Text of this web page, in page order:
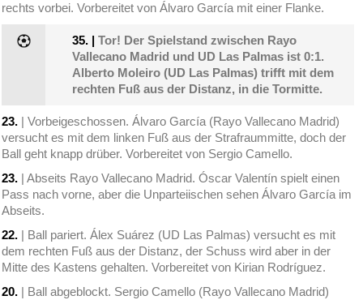
rechts vorbei. Vorbereitet von Álvaro García mit einer Flanke.
35. |Tor! Der Spielstand zwischen Rayo
Vallecano Madrid und UD Las Palmas ist 0:1.
Alberto Moleiro (UD Las Palmas) trifft mit dem
rechten Fuß aus der Distanz, in die Tormitte.
23. | Vorbeigeschossen. Álvaro García (Rayo Vallecano Madrid)
versucht es mit dem linken Fuß aus der Strafraummitte, doch der
Ball geht knapp drüber. Vorbereitet von Sergio Camello.
23. | Abseits Rayo Vallecano Madrid. Óscar Valentín spielt einen
Pass nach vorne, aber die Unparteiischen sehen Álvaro García im
Abseits.
22. | Ball pariert. Álex Suárez (UD Las Palmas) versucht es mit
dem rechten Fuß aus der Distanz, der Schuss wird aber in der
Mitte des Kastens gehalten. Vorbereitet von Kirian Rodríguez.
20. | Ball abgeblockt. Sergio Camello (Rayo Vallecano Madrid)